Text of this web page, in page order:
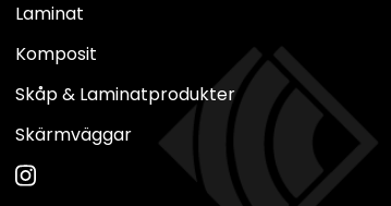
Laminat
Komposit
Skåp & Laminatprodukter
Skärmväggar